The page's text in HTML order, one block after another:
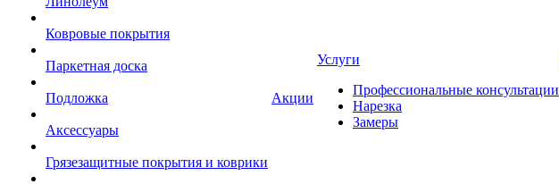
Ковровые покрытия
Паркетная доска
Подложка
Аксессуары
Грязезащитные покрытия и коврики
Акции
Услуги
Профессиональные консультации
Нарезка
Замеры